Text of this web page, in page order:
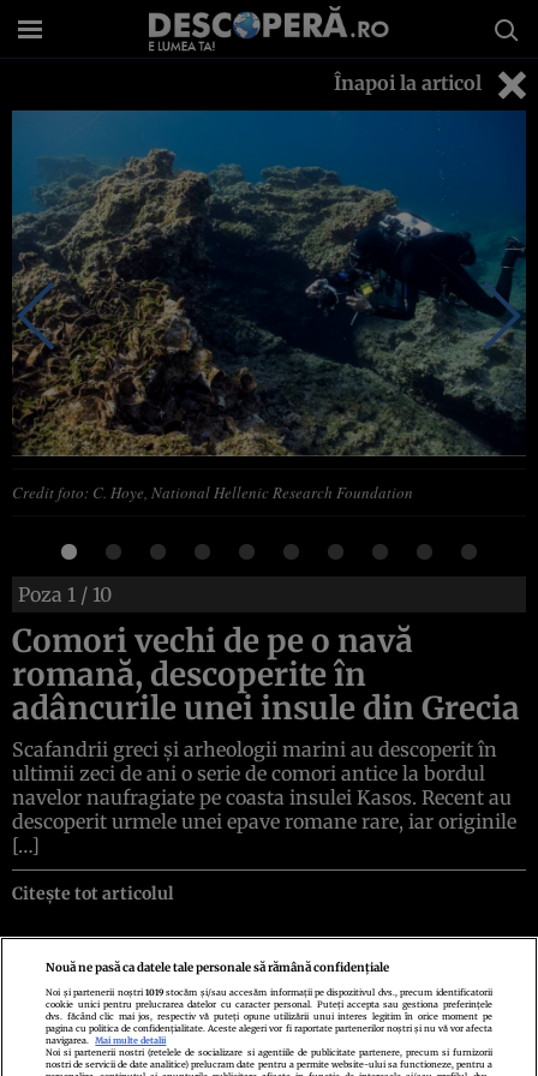
Înapoi la articol
Credit foto: C. Hoye, National Hellenic Research Foundation
Poza 1 / 10
Comori vechi de pe o navă
romană, descoperite în
adâncurile unei insule din Grecia
Scafandrii greci și arheologii marini au descoperit în
ultimii zeci de ani o serie de comori antice la bordul
navelor naufragiate pe coasta insulei Kasos. Recent au
descoperit urmele unei epave romane rare, iar originile
[…]
Citește tot articolul
Politica de confidenţialitate Politica de cookiesTermeni şi condiţii
Echipa redacționalăContactSetări Cookies
Nouă ne pasă ca datele tale personale să rămână confidențiale
Noi și partenerii noștri1019 stocăm și/sau accesăm informații pe dispozitivul dvs., precum identificatorii
cookie unici pentru prelucrarea datelor cu caracter personal. Puteți accepta sau gestiona preferințele
dvs. făcând clic mai jos, respectiv vă puteți opune utilizării unui interes legitim în orice moment pe
pagina cu politica de confidențialitate. Aceste alegeri vor fi raportate partenerilor noștri și nu vă vor afecta
navigarea.
Mai multe detalii
Noi si partenerii nostri (retelele de socializare si agentiile de publicitate partenere, precum si furnizorii
nostri de servicii de date analitice) prelucram date pentru a permite website-ului sa functioneze, pentru a